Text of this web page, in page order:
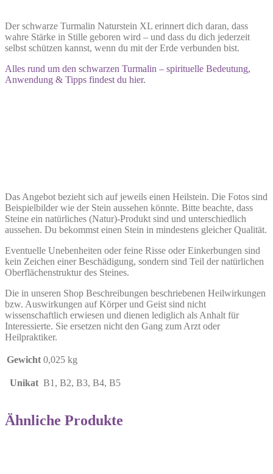
Der schwarze Turmalin Naturstein XL erinnert dich daran, dass
wahre Stärke in Stille geboren wird – und dass du dich jederzeit
selbst schützen kannst, wenn du mit der Erde verbunden bist.
Alles rund um den schwarzen Turmalin – spirituelle Bedeutung,
Anwendung & Tipps findest du hier.
Das Angebot bezieht sich auf jeweils einen Heilstein. Die Fotos sind
Beispielbilder wie der Stein aussehen könnte. Bitte beachte, dass
Steine ein natürliches (Natur)-Produkt sind und unterschiedlich
aussehen. Du bekommst einen Stein in mindestens gleicher Qualität.
Eventuelle Unebenheiten oder feine Risse oder Einkerbungen sind
kein Zeichen einer Beschädigung, sondern sind Teil der natürlichen
Oberflächenstruktur des Steines.
Die in unseren Shop Beschreibungen beschriebenen Heilwirkungen
bzw. Auswirkungen auf Körper und Geist sind nicht
wissenschaftlich erwiesen und dienen lediglich als Anhalt für
Interessierte. Sie ersetzen nicht den Gang zum Arzt oder
Heilpraktiker.
Gewicht 0,025 kg
Unikat B1, B2, B3, B4, B5
Ähnliche Produkte